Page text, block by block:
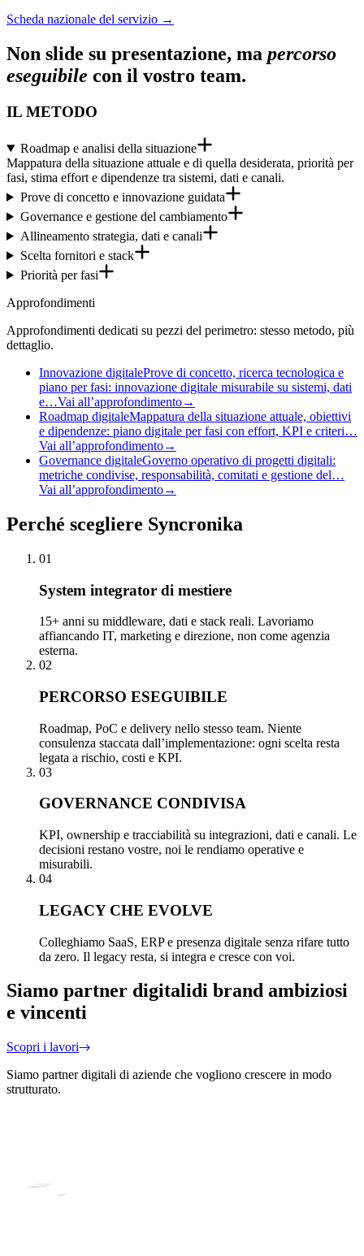
Scheda nazionale del servizio →
Non slide su presentazione, ma percorso
eseguibile con il vostro team.
IL METODO
Roadmap e analisi della situazione
Mappatura della situazione attuale e di quella desiderata, priorità per
fasi, stima effort e dipendenze tra sistemi, dati e canali.
Prove di concetto e innovazione guidata
Governance e gestione del cambiamento
Allineamento strategia, dati e canali
Scelta fornitori e stack
Priorità per fasi
Approfondimenti
Approfondimenti dedicati su pezzi del perimetro: stesso metodo, più
dettaglio.
Innovazione digitaleProve di concetto, ricerca tecnologica e
piano per fasi: innovazione digitale misurabile su sistemi, dati
e…Vai all’approfondimento→
Roadmap digitaleMappatura della situazione attuale, obiettivi
e dipendenze: piano digitale per fasi con effort, KPI e criteri…
Vai all’approfondimento→
Governance digitaleGoverno operativo di progetti digitali:
metriche condivise, responsabilità, comitati e gestione del…
Vai all’approfondimento→
Perché scegliere Syncronika
01
System integrator di mestiere
15+ anni su middleware, dati e stack reali. Lavoriamo
affiancando IT, marketing e direzione, non come agenzia
esterna.
02
PERCORSO ESEGUIBILE
Roadmap, PoC e delivery nello stesso team. Niente
consulenza staccata dall’implementazione: ogni scelta resta
legata a rischio, costi e KPI.
03
GOVERNANCE CONDIVISA
KPI, ownership e tracciabilità su integrazioni, dati e canali. Le
decisioni restano vostre, noi le rendiamo operative e
misurabili.
04
LEGACY CHE EVOLVE
Colleghiamo SaaS, ERP e presenza digitale senza rifare tutto
da zero. Il legacy resta, si integra e cresce con voi.
Siamo partner digitalidi brand ambiziosi
e vincenti
Scopri i lavori
Siamo partner digitali di aziende che vogliono crescere in modo
strutturato.